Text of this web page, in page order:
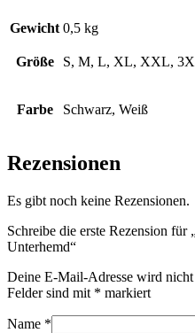
Gewicht 0,5 kg
Größe S, M, L, XL, XXL,
Farbe Schwarz, Weiß
Rezensionen
Es gibt noch keine Rezensionen.
Schreibe die erste Rezension
Unterhemd“
Deine E-Mail-Adresse wird
Felder sind mit * markiert
Name *